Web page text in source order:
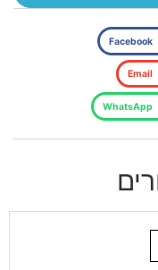
Facebook
Email
WhatsApp